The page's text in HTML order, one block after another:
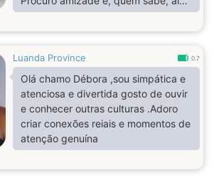
mais sério no futuro. Adoro
aprender, trabalhar e aproveitar
companhia.
Luanda Province 0.7
Olá chamo Débora ,sou simpática e
atenciosa e divertida gosto de ouvir
e conhecer outras culturas .Adoro
criar conexões reiais e momentos de
atenção genuína